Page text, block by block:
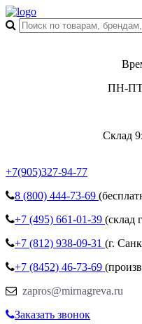
ПН-ПТ
Склад
+7(905)327-94-77
8 (800) 444-73-69
+7 (495) 661-01-39 (склад
+7 (812) 938-09-31 (г.
+7 (8452) 46-73-69
zapros@mirnagreva.ru
Заказать звонок